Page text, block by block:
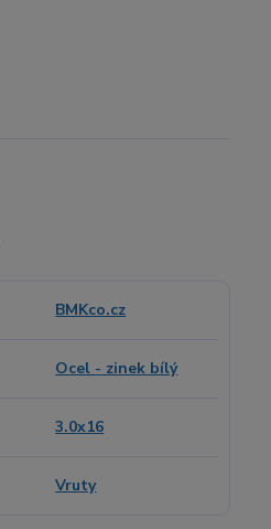
BMKco.cz
Ocel - zinek bílý
3.0x16
Vruty